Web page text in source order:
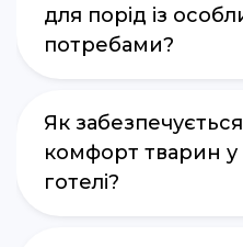
для порід із
потребами?
Як
комфорт тварин у
готелі?